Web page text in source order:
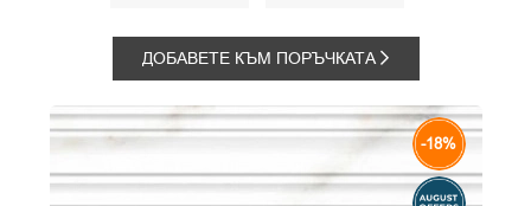
ДОБАВЕТЕ КЪМ ПОРЪЧКАТА
-18%